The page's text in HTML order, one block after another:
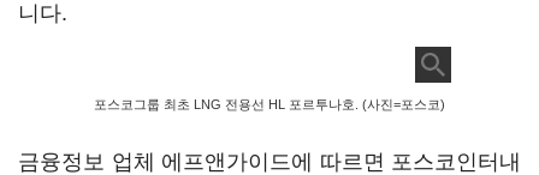
니다.
포스코그룹 최초 LNG 전용선 HL 포르투나호. (사진=포스코)
금융정보 업체 에프앤가이드에 따르면 포스코인터내